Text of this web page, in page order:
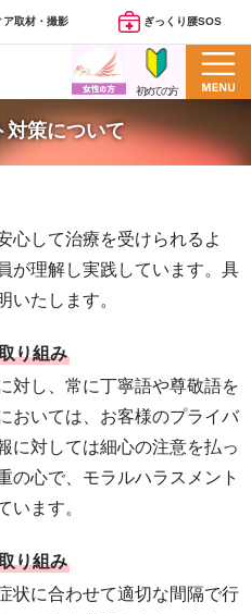
ア取材・撮影 ぎっくり腰SOS
対策について
心して治療を受けられるよ
が理解し実践しています。具
いたします。
り組み
対し、常に丁寧語や尊敬語を
おいては、お客様のプライバ
に対しては細心の注意を払っ
の心で、モラルハラスメント
います。
り組み
状に合わせて適切な間隔で行